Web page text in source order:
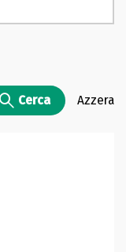
Cerca Azzera